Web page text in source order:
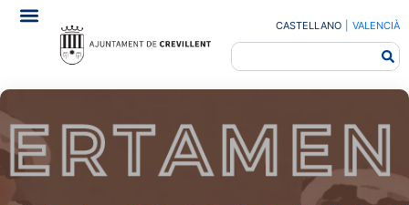
CASTELLANO VALENCIÀ